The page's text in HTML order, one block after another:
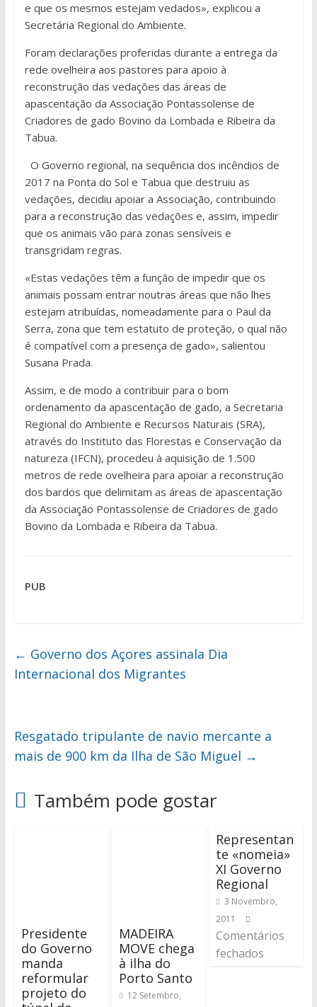
e que os mesmos estejam vedados», explicou a
Secretária Regional do Ambiente.
Foram declarações proferidas durante a entrega da
rede ovelheira aos pastores para apoio à
reconstrução das vedações das áreas de
apascentação da Associação Pontassolense de
Criadores de gado Bovino da Lombada e Ribeira da
Tabua.
O Governo regional, na sequência dos incêndios de
2017 na Ponta do Sol e Tabua que destruiu as
vedações, decidiu apoiar a Associação, contribuindo
para a reconstrução das vedações e, assim, impedir
que os animais vão para zonas sensíveis e
transgridam regras.
«Estas vedações têm a função de impedir que os
animais possam entrar noutras áreas que não lhes
estejam atribuídas, nomeadamente para o Paul da
Serra, zona que tem estatuto de proteção, o qual não
é compatível com a presença de gado», salientou
Susana Prada.
Assim, e de modo a contribuir para o bom
ordenamento da apascentação de gado, a Secretaria
Regional do Ambiente e Recursos Naturais (SRA),
através do Instituto das Florestas e Conservação da
natureza (IFCN), procedeu à aquisição de 1.500
metros de rede ovelheira para apoiar a reconstrução
dos bardos que delimitam as áreas de apascentação
da Associação Pontassolense de Criadores de gado
Bovino da Lombada e Ribeira da Tabua.
PUB
← Governo dos Açores assinala Dia
Internacional dos Migrantes
Resgatado tripulante de navio mercante a
mais de 900 km da Ilha de São Miguel →
Também pode gostar
Presidente
do Governo
manda
reformular
projeto do
MADEIRA
MOVE chega
à ilha do
Porto Santo
12 Setembro,
Representan
te «nomeia»
XI Governo
Regional
3 Novembro,
2011
Comentários
fechados